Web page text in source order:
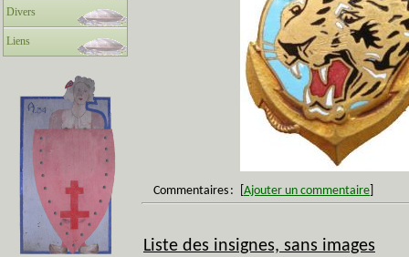
Divers
Liens
Commentaires : Ajouter un commentaire
Liste des insignes, sans images